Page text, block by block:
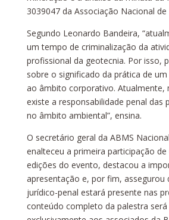
3039047 da Associação Nacional
Segundo Leonardo Bandeira,
um tempo de criminalização da
profissional da geotecnia. Por isso,
sobre o significado da prática de
ao âmbito corporativo. Atualmente,
existe a responsabilidade penal das
no âmbito ambiental”, ensina.
O secretário geral da ABMS
enalteceu a primeira participação
edições do evento, destacou a
apresentação e, por fim, assegurou
jurídico-penal estará presente nas
conteúdo completo da palestra será